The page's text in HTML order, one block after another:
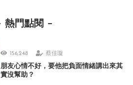
熱門點閱
156,248 蔡佳璇
朋友心情不好，要他把負面情緒講出來其
實沒幫助？